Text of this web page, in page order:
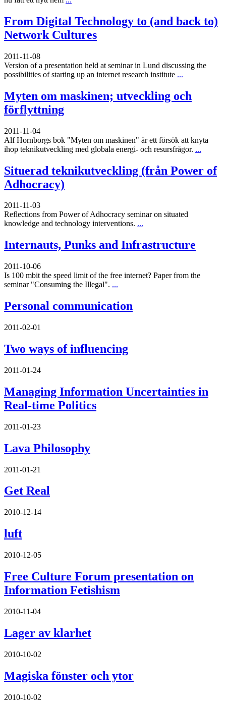
From Digital Technology to (and back to)
Network Cultures
2011-11-08
Version of a presentation held at seminar in Lund discussing the
possibilities of starting up an internet research institute ...
Myten om maskinen; utveckling och
förflyttning
2011-11-04
Alf Hornborgs bok "Myten om maskinen" är ett försök att knyta
ihop teknikutveckling med globala energi- och resursfrågor. ...
Situerad teknikutveckling (från Power of
Adhocracy)
2011-11-03
Reflections from Power of Adhocracy seminar on situated
knowledge and technology interventions. ...
Internauts, Punks and Infrastructure
2011-10-06
Is 100 mbit the speed limit of the free internet? Paper from the
seminar "Consuming the Illegal". ...
Personal communication
2011-02-01
Two ways of influencing
2011-01-24
Managing Information Uncertainties in
Real-time Politics
2011-01-23
Lava Philosophy
2011-01-21
Get Real
2010-12-14
luft
2010-12-05
Free Culture Forum presentation on
Information Fetishism
2010-11-04
Lager av klarhet
2010-10-02
Magiska fönster och ytor
2010-10-02